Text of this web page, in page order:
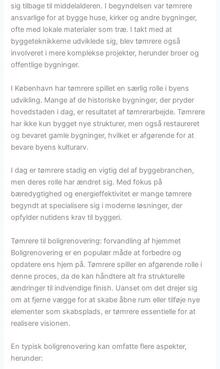
sig tilbage til middelalderen. I begyndelsen var tømrere
ansvarlige for at bygge huse, kirker og andre bygninger,
ofte med lokale materialer som træ. I takt med at
byggeteknikkerne udviklede sig, blev tømrere også
involveret i mere komplekse projekter, herunder broer og
offentlige bygninger.
I København har tømrere spillet en særlig rolle i byens
udvikling. Mange af de historiske bygninger, der pryder
hovedstaden i dag, er resultatet af tømrerarbejde. Tømrere
har ikke kun bygget nye strukturer, men også restaureret
og bevaret gamle bygninger, hvilket er afgørende for at
bevare byens kulturarv.
I dag er tømrere stadig en vigtig del af byggebranchen,
men deres rolle har ændret sig. Med fokus på
bæredygtighed og energieffektivitet er mange tømrere
begyndt at specialisere sig i moderne løsninger, der
opfylder nutidens krav til byggeri.
Tømrere til boligrenovering: forvandling af hjemmet
Boligrenovering er en populær måde at forbedre og
opdatere ens hjem på. Tømrere spiller en afgørende rolle i
denne proces, da de kan håndtere alt fra strukturelle
ændringer til indvendige finish. Uanset om det drejer sig
om at fjerne vægge for at skabe åbne rum eller tilføje nye
elementer som skabsplads, er tømrere essentielle for at
realisere visionen.
En typisk boligrenovering kan omfatte flere aspekter,
herunder: